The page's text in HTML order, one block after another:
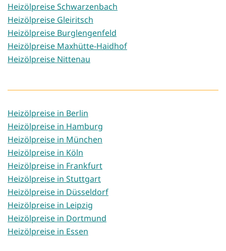
Heizölpreise Schwarzenbach
Heizölpreise Gleiritsch
Heizölpreise Burglengenfeld
Heizölpreise Maxhütte-Haidhof
Heizölpreise Nittenau
Heizölpreise in Berlin
Heizölpreise in Hamburg
Heizölpreise in München
Heizölpreise in Köln
Heizölpreise in Frankfurt
Heizölpreise in Stuttgart
Heizölpreise in Düsseldorf
Heizölpreise in Leipzig
Heizölpreise in Dortmund
Heizölpreise in Essen